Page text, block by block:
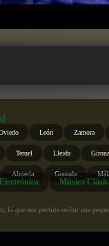
León Zamora
Teruel Lleida Girona
Almería Granada
Electrónica Música
que nos permite recibir una